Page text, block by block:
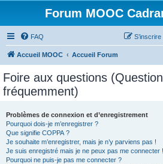
Forum MOOC
FAQ
Accueil MOOC Accueil Forum
Foire aux questions
fréquemment)
Problèmes de connexion et d’enregistrement
Pourquoi dois-je m’enregistrer ?
Que signifie COPPA ?
Je souhaite m’enregistrer, mais je n’y parviens pas !
Je suis enregistré mais je ne peux pas me connecter !
Pourquoi ne puis-je pas me connecter ?